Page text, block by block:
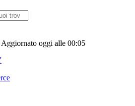
Aggiornato oggi alle 00:05